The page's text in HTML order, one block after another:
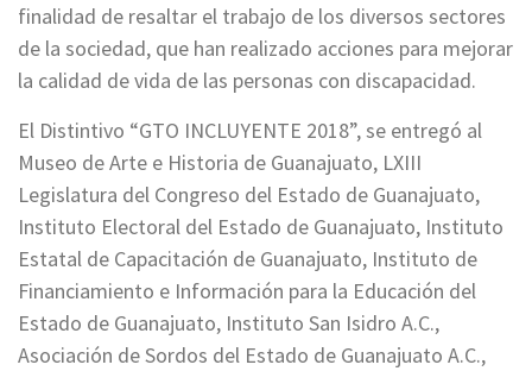
finalidad de resaltar el trabajo de los diversos sectores
de la sociedad, que han realizado acciones para mejorar
la calidad de vida de las personas con discapacidad.
El Distintivo “GTO INCLUYENTE 2018”, se entregó al
Museo de Arte e Historia de Guanajuato, LXIII
Legislatura del Congreso del Estado de Guanajuato,
Instituto Electoral del Estado de Guanajuato, Instituto
Estatal de Capacitación de Guanajuato, Instituto de
Financiamiento e Información para la Educación del
Estado de Guanajuato, Instituto San Isidro A.C.,
Asociación de Sordos del Estado de Guanajuato A.C.,